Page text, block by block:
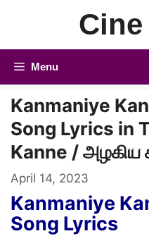
Menu
Kanmaniye
Song Lyrics in
Kanne /
April 14, 2023
Kanmaniye
Song Lyrics